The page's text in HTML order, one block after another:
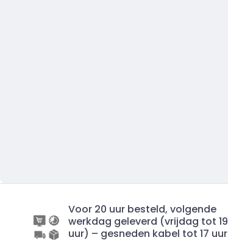
Voor 20 uur besteld, volgende
werkdag geleverd (vrijdag tot 19
uur) – gesneden kabel tot 17 uur